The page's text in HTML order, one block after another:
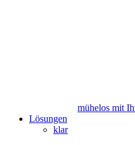
mühelos mit
Lösungen
klar